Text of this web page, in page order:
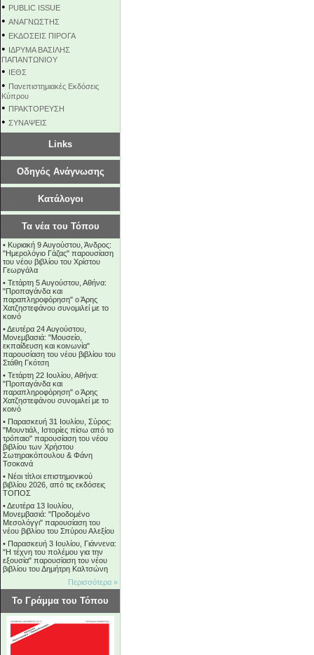
• PUBLIC ISSUE
• ΑΝΑΓΝΩΣΤΗΣ
• ΕΚΔΟΣΕΙΣ ΠΙΡΟΓΑ
• ΙΔΡΥΜΑ ΒΑΣΙΛΗΣ
ΠΑΠΑΝΤΩΝΙΟΥ
• ΙΕΘΣ
• Πανεπιστημιακές Εκδόσεις
Κύπρου
• ΠΡΑΚΤΟΡΕΥΣΗ
• ΣΥΝΑΨΕΙΣ
Links
Οδηγός Ανάγνωσης
Κατάλογοι
Τα νέα του Τόπου
• Κυριακή 9 Αυγούστου, Άνδρος:
"Ημερολόγιο Γάζας" παρουσίαση
του νέου βιβλίου του Χρίστου
Γεωργάλα
• Τετάρτη 5 Αυγούστου, Αθήνα:
"Προπαγάνδα και
παραπληροφόρηση" ο Άρης
Χατζηστεφάνου συνομιλεί με το
κοινό
•Δευτέρα 24 Αυγούστου,
Μονεμβασιά: "Μουσείο,
εκπαίδευση και κοινωνία"
παρουσίαση του νέου βιβλίου του
Στάθη Γκότση
• Τετάρτη 22 Ιουλίου, Αθήνα:
"Προπαγάνδα και
παραπληροφόρηση" ο Άρης
Χατζηστεφάνου συνομιλεί με το
κοινό
• Παρασκευή 31 Ιουλίου, Σύρος:
"Μουντιάλ, Ιστορίες πίσω από το
τρόπαιο" παρουσίαση του νέου
βιβλίου των Χρήστου
Σωτηρακόπουλου & Φάνη
Τσοκανά
• Νέοι τίτλοι επιστημονικού
βιβλίου 2026, από τις εκδόσεις
ΤΟΠΟΣ
•Δευτέρα 13 Ιουλίου,
Μονεμβασιά: "Προδομένο
Μεσολόγγι" παρουσίαση του
νέου βιβλίου του Σπύρου Αλεξίου
• Παρασκευή 3 Ιουλίου, Γιάννενα:
"Η τέχνη του πολέμου για την
εξουσία" παρουσίαση του νέου
βιβλίου του Δημήτρη Καλτσώνη
Περισσότερα »
Το Γράμμα του Τόπου